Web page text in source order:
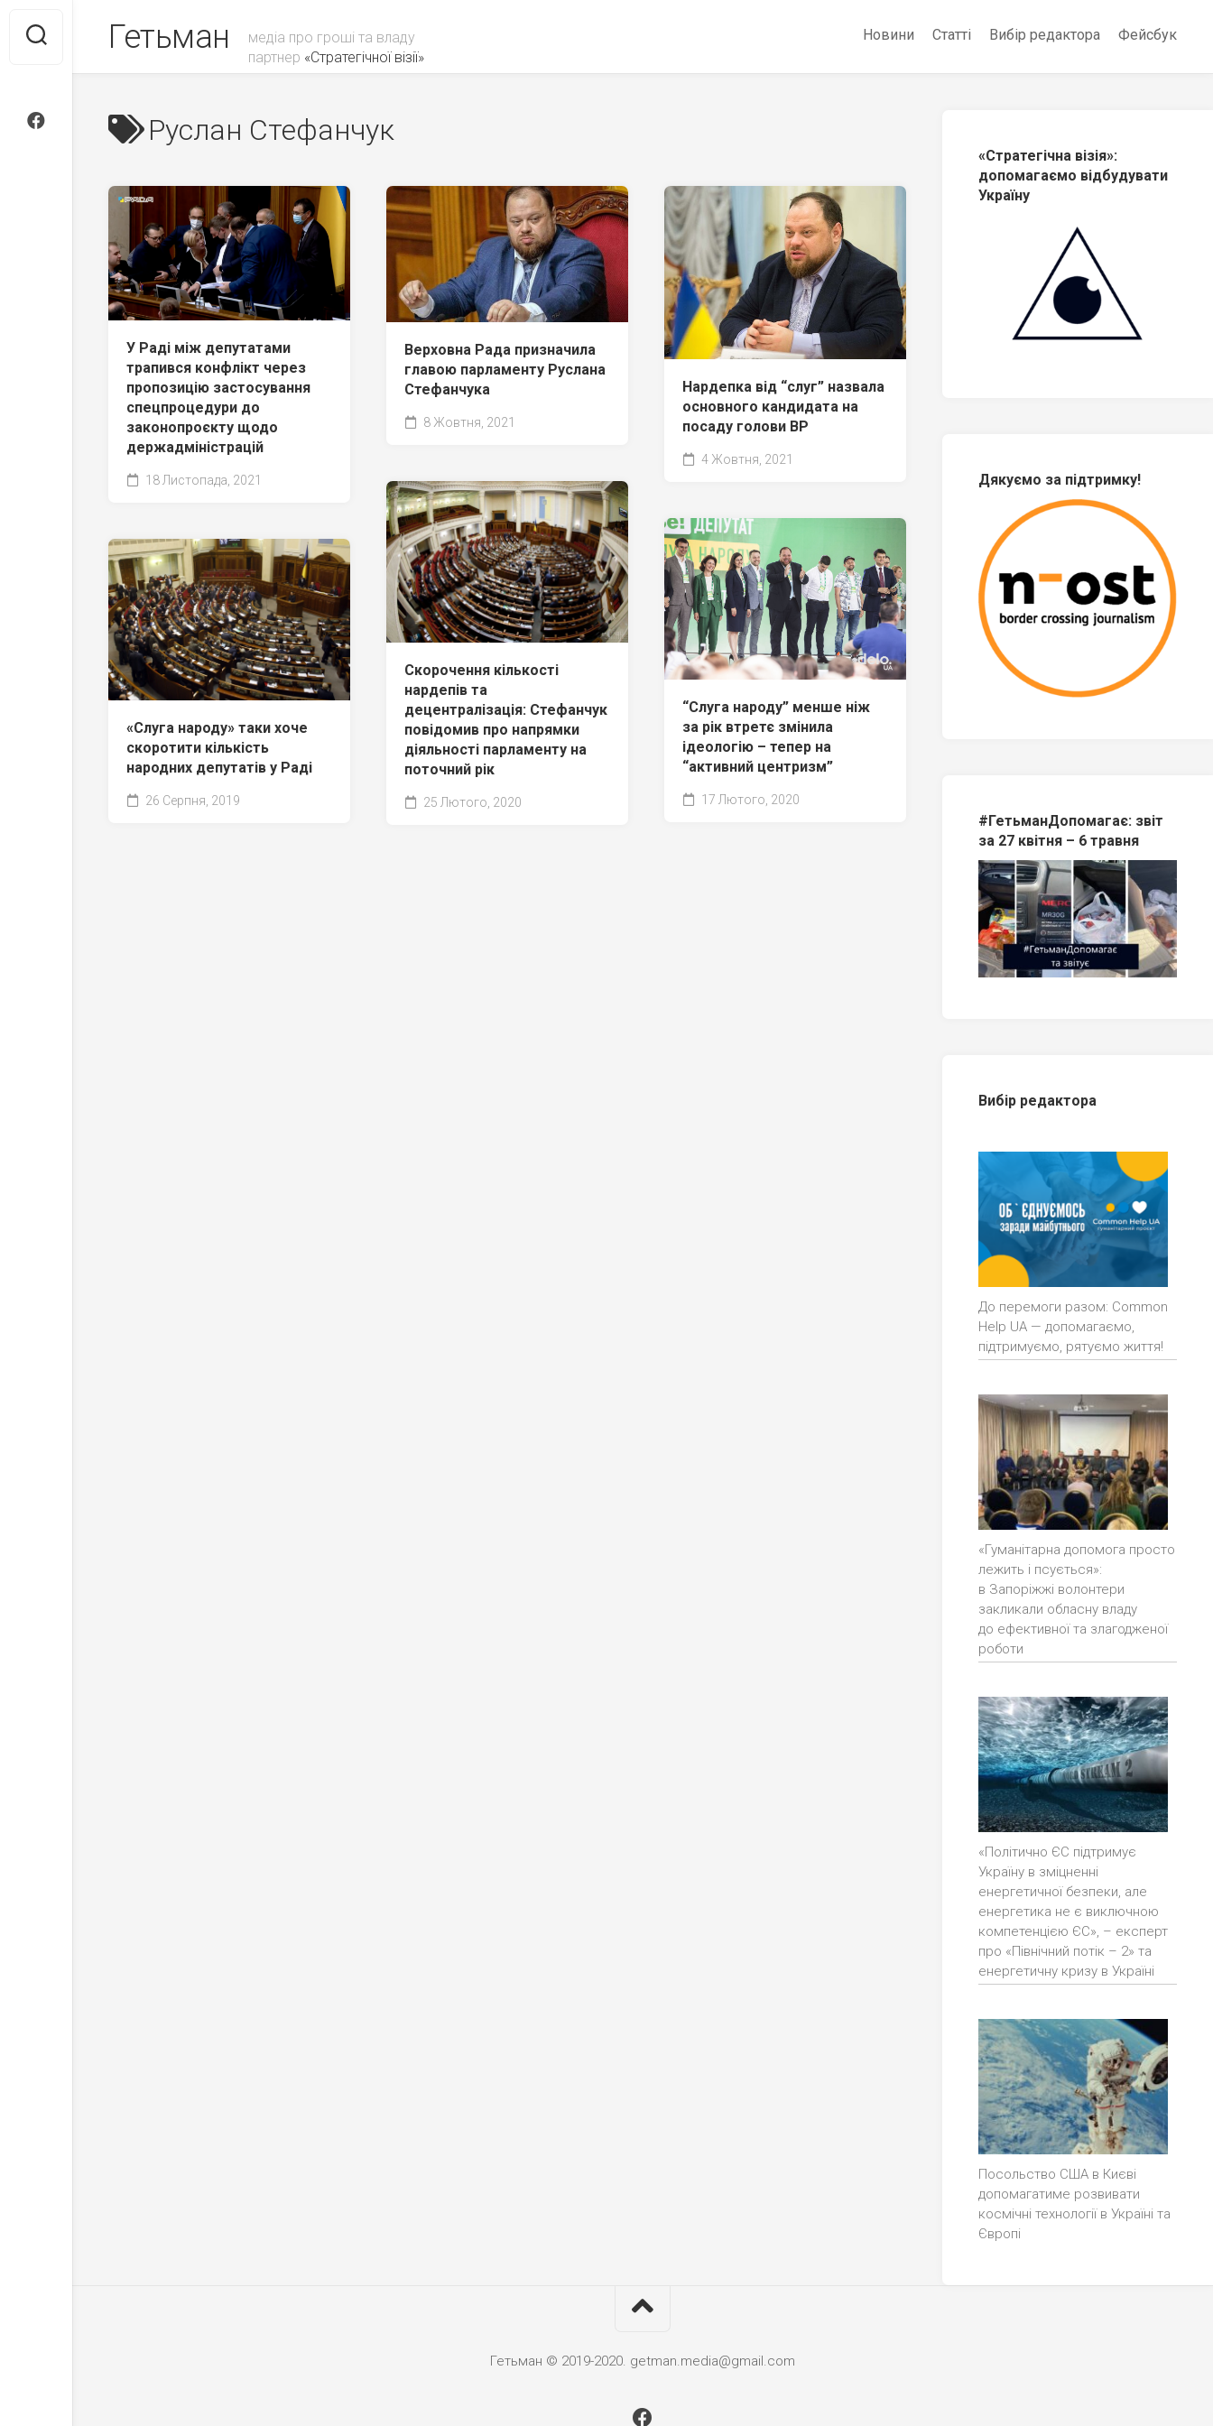
content
Гетьман
медіа про гроші та владу
партнер «Стратегічної візії»
Новини Статті Вибір редактора Фейсбук
Руслан Стефанчук
У Раді між депутатами
трапився конфлікт через
пропозицію застосування
спецпроцедури до
законопроєкту щодо
держадміністрацій
18 Листопада, 2021
Верховна Рада призначила
главою парламенту Руслана
Стефанчука
8 Жовтня, 2021
Нардепка від “слуг” назвала
основного кандидата на
посаду голови ВР
4 Жовтня, 2021
Скорочення кількості
нардепів та
децентралізація: Стефанчук
повідомив про напрямки
діяльності парламенту на
поточний рік
25 Лютого, 2020
“Слуга народу” менше ніж
за рік втретє змінила
ідеологію – тепер на
“активний центризм”
17 Лютого, 2020
«Слуга народу» таки хоче
скоротити кількість
народних депутатів у Раді
26 Серпня, 2019
«Стратегічна візія»:
допомагаємо відбудувати
Україну
Дякуємо за підтримку!
#ГетьманДопомагає: звіт
за 27 квітня – 6 травня
Вибір редактора
До перемоги разом: Common
Help UA — допомагаємо,
підтримуємо, рятуємо життя!
«Гуманітарна допомога просто
лежить і псується»:
в Запоріжжі волонтери
закликали обласну владу
до ефективної та злагодженої
роботи
«Політично ЄС підтримує
Україну в зміцненні
енергетичної безпеки, але
енергетика не є виключною
компетенцією ЄС», – експерт
про «Північний потік – 2» та
енергетичну кризу в Україні
Посольство США в Києві
допомагатиме розвивати
космічні технології в Україні та
Європі
Гетьман © 2019-2020. getman.media@gmail.com